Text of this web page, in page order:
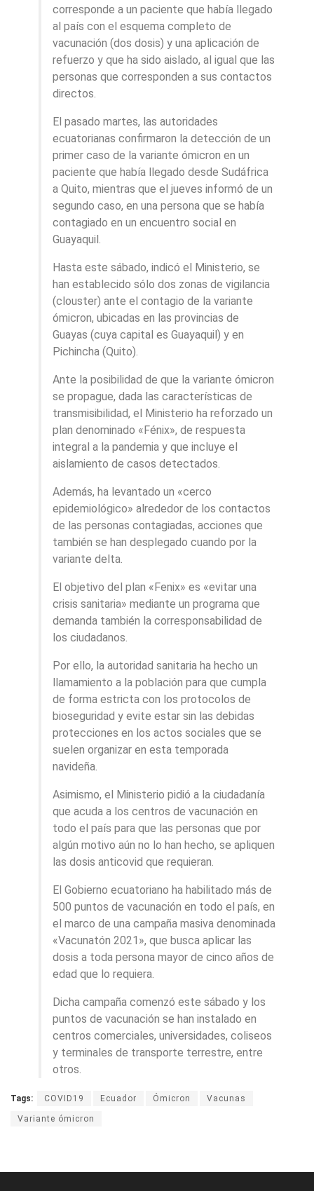
corresponde a un paciente que había llegado
al país con el esquema completo de
vacunación (dos dosis) y una aplicación de
refuerzo y que ha sido aislado, al igual que las
personas que corresponden a sus contactos
directos.
El pasado martes, las autoridades
ecuatorianas confirmaron la detección de un
primer caso de la variante ómicron en un
paciente que había llegado desde Sudáfrica
a Quito, mientras que el jueves informó de un
segundo caso, en una persona que se había
contagiado en un encuentro social en
Guayaquil.
Hasta este sábado, indicó el Ministerio, se
han establecido sólo dos zonas de vigilancia
(clouster) ante el contagio de la variante
ómicron, ubicadas en las provincias de
Guayas (cuya capital es Guayaquil) y en
Pichincha (Quito).
Ante la posibilidad de que la variante ómicron
se propague, dada las características de
transmisibilidad, el Ministerio ha reforzado un
plan denominado «Fénix», de respuesta
integral a la pandemia y que incluye el
aislamiento de casos detectados.
Además, ha levantado un «cerco
epidemiológico» alrededor de los contactos
de las personas contagiadas, acciones que
también se han desplegado cuando por la
variante delta.
El objetivo del plan «Fenix» es «evitar una
crisis sanitaria» mediante un programa que
demanda también la corresponsabilidad de
los ciudadanos.
Por ello, la autoridad sanitaria ha hecho un
llamamiento a la población para que cumpla
de forma estricta con los protocolos de
bioseguridad y evite estar sin las debidas
protecciones en los actos sociales que se
suelen organizar en esta temporada
navideña.
Asimismo, el Ministerio pidió a la ciudadanía
que acuda a los centros de vacunación en
todo el país para que las personas que por
algún motivo aún no lo han hecho, se apliquen
las dosis anticovid que requieran.
El Gobierno ecuatoriano ha habilitado más de
500 puntos de vacunación en todo el país, en
el marco de una campaña masiva denominada
«Vacunatón 2021», que busca aplicar las
dosis a toda persona mayor de cinco años de
edad que lo requiera.
Dicha campaña comenzó este sábado y los
puntos de vacunación se han instalado en
centros comerciales, universidades, coliseos
y terminales de transporte terrestre, entre
otros.
Tags: COVID19 Ecuador Ómicron Vacunas
Variante ómicron